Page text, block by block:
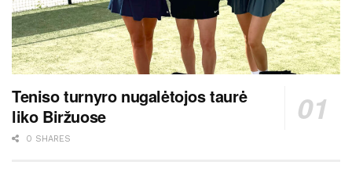
Teniso turnyro nugalėtojos taurė
liko Biržuose
0 SHARES